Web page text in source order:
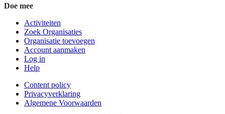
Doe mee
Activiteiten
Zoek Organisaties
Organisatie toevoegen
Account aanmaken
Log in
Help
Content policy
Privacyverklaring
Algemene Voorwaarden